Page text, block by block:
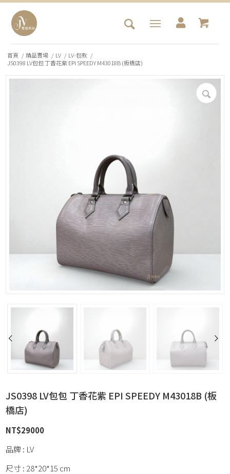
首頁 / 精品賣場 / LV / LV-包款 /
JS0398 LV包包 丁香花紫 EPI SPEEDY M43018B (板橋店)
JS0398 LV包包 丁香花紫 EPI SPEEDY M43018B (板
橋店)
NT$29000
品牌 : LV
尺寸 : 28*20*15 cm